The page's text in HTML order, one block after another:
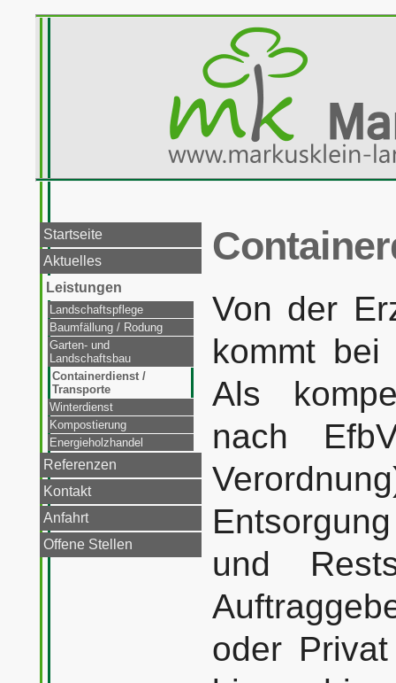
Startseite
Aktuelles
Leistungen
Landschaftspflege
Baumfällung / Rodung
Garten- und
Landschaftsbau
Containerdienst /
Transporte
Winterdienst
Kompostierung
Energieholzhandel
Referenzen
Kontakt
Anfahrt
Offene Stellen
Von der
kommt
Als
nach
und
oder